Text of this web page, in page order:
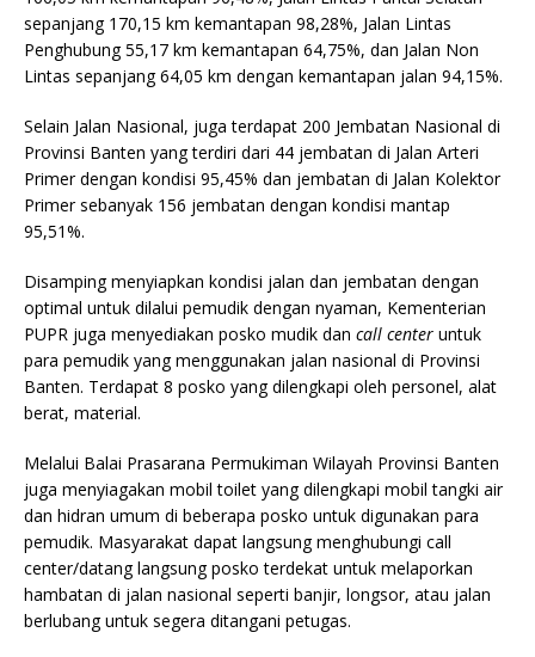
sepanjang 170,15 km kemantapan 98,28%, Jalan Lintas
Penghubung 55,17 km kemantapan 64,75%, dan Jalan Non
Lintas sepanjang 64,05 km dengan kemantapan jalan 94,15%.
Selain Jalan Nasional, juga terdapat 200 Jembatan Nasional di
Provinsi Banten yang terdiri dari 44 jembatan di Jalan Arteri
Primer dengan kondisi 95,45% dan jembatan di Jalan Kolektor
Primer sebanyak 156 jembatan dengan kondisi mantap
95,51%.
Disamping menyiapkan kondisi jalan dan jembatan dengan
optimal untuk dilalui pemudik dengan nyaman, Kementerian
PUPR juga menyediakan posko mudik dan call center untuk
para pemudik yang menggunakan jalan nasional di Provinsi
Banten. Terdapat 8 posko yang dilengkapi oleh personel, alat
berat, material.
Melalui Balai Prasarana Permukiman Wilayah Provinsi Banten
juga menyiagakan mobil toilet yang dilengkapi mobil tangki air
dan hidran umum di beberapa posko untuk digunakan para
pemudik. Masyarakat dapat langsung menghubungi call
center/datang langsung posko terdekat untuk melaporkan
hambatan di jalan nasional seperti banjir, longsor, atau jalan
berlubang untuk segera ditangani petugas.